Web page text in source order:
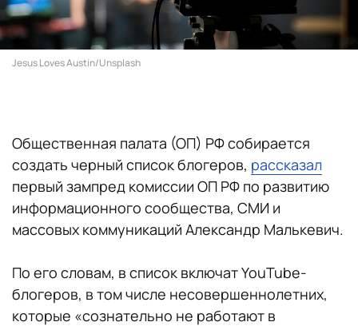
Jesus Loves Austin/Unsplash
Общественная палата (ОП) РФ собирается
создать черный список блогеров, рассказал
первый зампред комиссии ОП РФ по развитию
информационного сообщества, СМИ и
массовых коммуникаций Александр Малькевич.
По его словам, в список включат YouTube-
блогеров, в том числе несовершеннолетних,
которые «сознательно не работают в